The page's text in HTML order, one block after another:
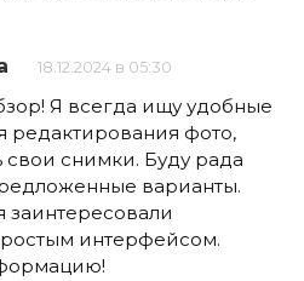
18.12.2024 в 05:30
Я всегда ищу удобные
редактирования фото,
свои снимки. Буду рада
варианты.
интерфейсом.